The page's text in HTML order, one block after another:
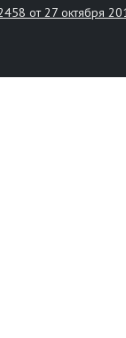
от 27 октября